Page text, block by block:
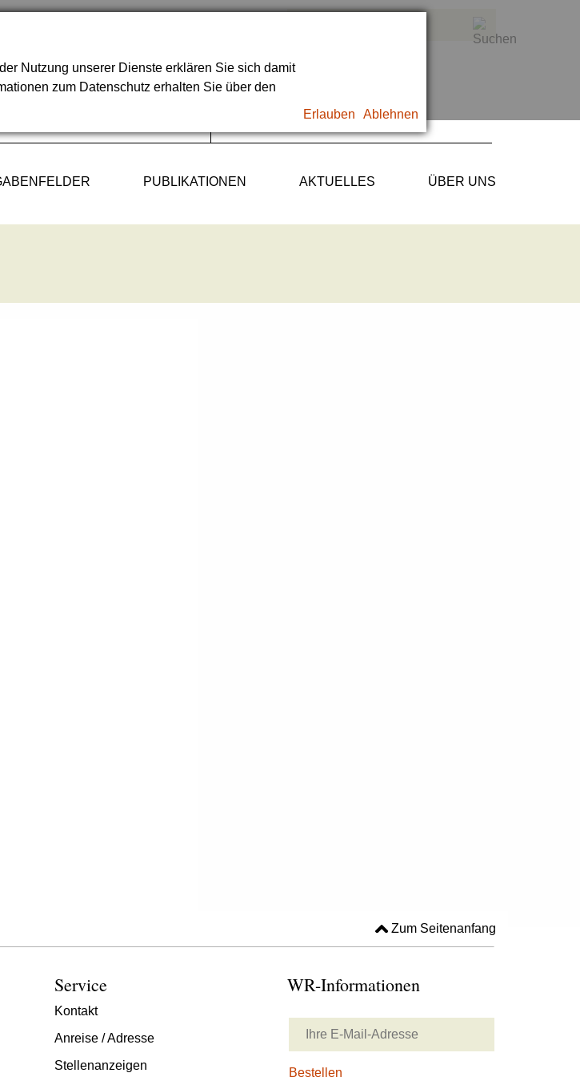
Nutzung unserer Dienste erklären Sie sich damit
zum Datenschutz erhalten Sie über den
Erlauben Ablehnen
PUBLIKATIONEN AKTUELLES ÜBER UNS
Zum Seitenanfang
Service
Kontakt
Anreise / Adresse
Stellenanzeigen
WR-Informationen